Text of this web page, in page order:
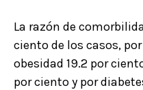
La razón de
ciento de los casos,
obesidad 19.2 por
por ciento y por